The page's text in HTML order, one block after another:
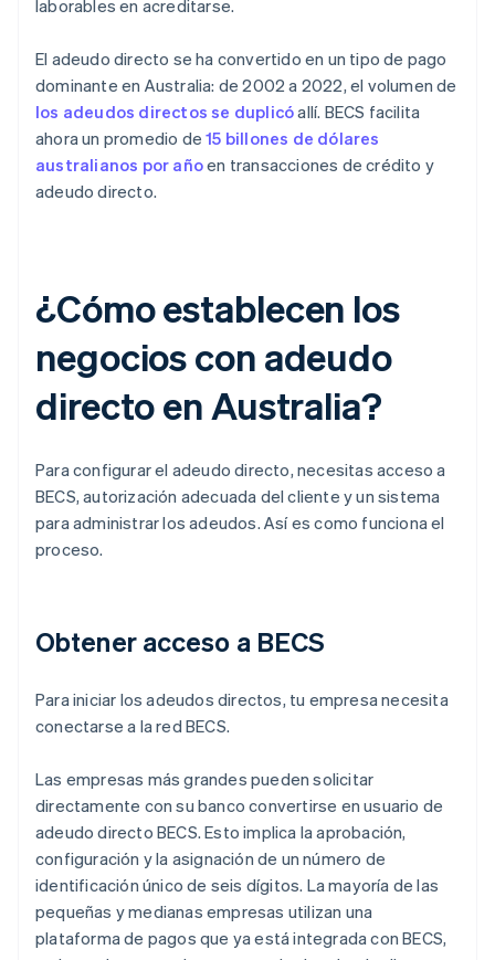
laborables en acreditarse.
El adeudo directo se ha convertido en un tipo de pago
dominante en Australia: de 2002 a 2022, el volumen de
los adeudos directos se duplicóallí. BECS facilita
ahora un promedio de15 billones de dólares
australianos por añoen transacciones de crédito y
adeudo directo.
¿Cómo establecen los
negocios con adeudo
directo en Australia?
Para configurar el adeudo directo, necesitas acceso a
BECS, autorización adecuada del cliente y un sistema
para administrar los adeudos. Así es como funciona el
proceso.
Obtener acceso a BECS
Para iniciar los adeudos directos, tu empresa necesita
conectarse a la red BECS.
Las empresas más grandes pueden solicitar
directamente con su banco convertirse en usuario de
adeudo directo BECS. Esto implica la aprobación,
configuración y la asignación de un número de
identificación único de seis dígitos. La mayoría de las
pequeñas y medianas empresas utilizan una
plataforma de pagos que ya está integrada con BECS,